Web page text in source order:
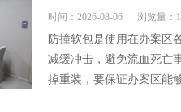
时间：2026-08-06 浏览量：1
防撞软包是使用在办案区
减缓冲击，避免流血死亡
掉重装，要保证办案区能